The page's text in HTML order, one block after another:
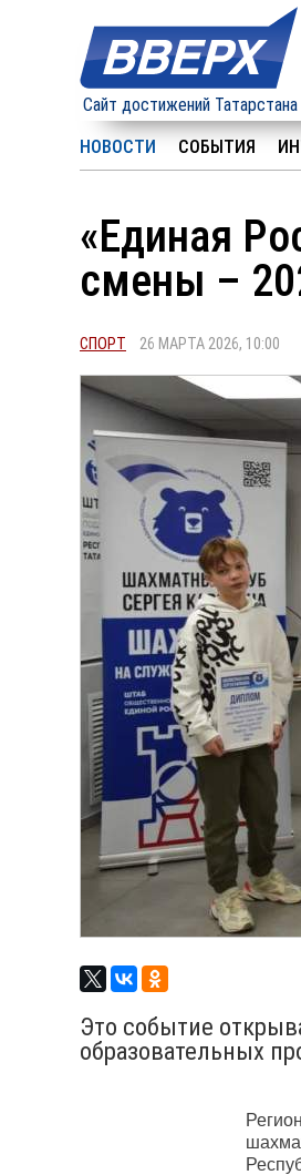
Сайт достижений Татарстана
НОВОСТИ СОБЫТИЯ
«Единая
смены –
СПОРТ 26 МАРТА 2026, 10:00
Это событие
образовательных